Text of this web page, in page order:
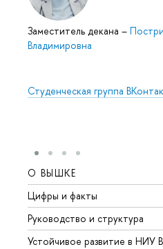
Заместитель декана –
Владимировна
Студенческая группа
О ВЫШКЕ
Цифры и факты
Руководство и структура
Устойчивое развитие в НИУ